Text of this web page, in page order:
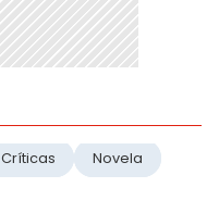
Críticas Novela